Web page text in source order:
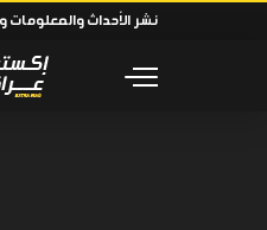
نشر الأحداث والمعلومات